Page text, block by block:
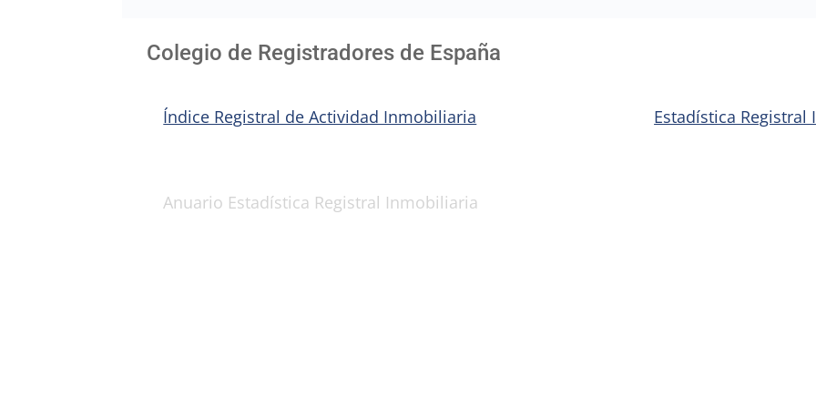
Colegio de Registradores de España
Índice Registral de Actividad Inmobiliaria Estadística
Anuario Estadística Registral Inmobiliaria